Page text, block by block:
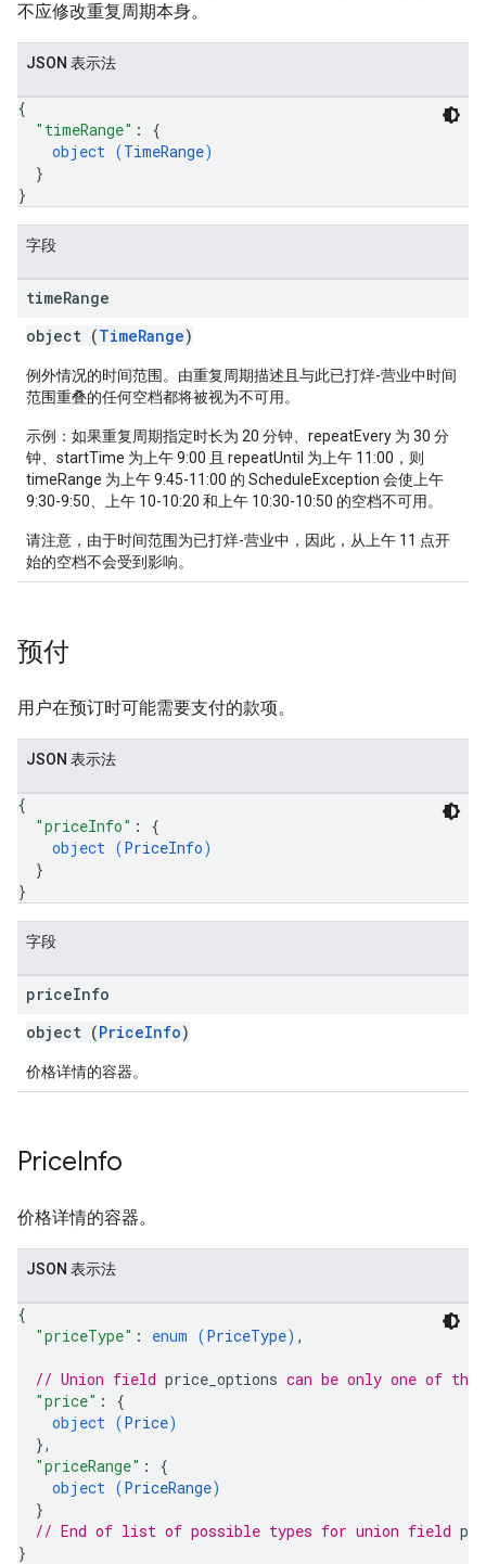
不应修改重复周期本身。
JSON 表示法
{
"timeRange" : {
object (TimeRange)
}
}
字段
timeRange
object (TimeRange)
例外情况的时间范围。由重复周期描述且与此已打烊-营业中时间
范围重叠的任何空档都将被视为不可用。
示例：如果重复周期指定时长为 20 分钟、repeatEvery 为 30 分
钟、startTime 为上午 9:00 且 repeatUntil 为上午 11:00，则
timeRange 为上午 9:45-11:00 的 ScheduleException 会使上午
9:30-9:50、上午 10-10:20 和上午 10:30-10:50 的空档不可用。
请注意，由于时间范围为已打烊-营业中，因此，从上午 11 点开
始的空档不会受到影响。
预付
用户在预订时可能需要支付的款项。
JSON 表示法
{
"priceInfo" : {
object (PriceInfo)
}
}
字段
priceInfo
object (PriceInfo)
价格详情的容器。
PriceInfo
价格详情的容器。
JSON 表示法
{
"priceType" : enum (PriceType) ,
// Union field price_options can be only one of
"price" : {
object (Price)
},
"priceRange" : {
object (PriceRange)
}
// End of list of possible types for union field
}